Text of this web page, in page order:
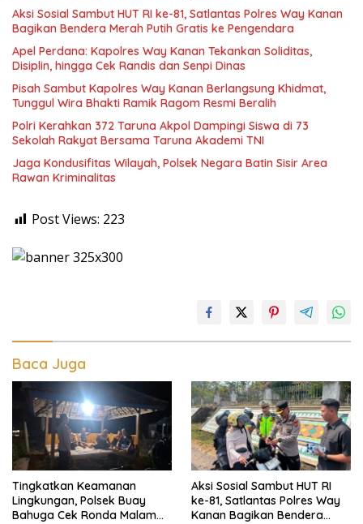
Aksi Sosial Sambut HUT RI ke-81, Satlantas Polres Way Kanan
Bagikan Bendera Merah Putih Gratis ke Pengendara
Apel Perdana: Kapolres Way Kanan Tekankan Soliditas,
Disiplin, hingga Cek Randis dan Senpi Dinas
Pisah Sambut Kapolres Way Kanan Berlangsung Khidmat,
Tunggul Wira Bhakti Ramik Ragom Resmi Beralih
Polri Kerahkan 372 Taruna Akpol Dampingi Siswa di 73
Sekolah Rakyat Bersama Taruna Akademi TNI
Jaga Kondusifitas Wilayah, Polsek Negara Batin Sisir Area
Rawan Kriminalitas
Post Views: 223
Baca Juga
Tingkatkan Keamanan
Lingkungan, Polsek Buay
Bahuga Cek Ronda Malam
Aksi Sosial Sambut HUT RI
ke-81, Satlantas Polres Way
Kanan Bagikan Bendera